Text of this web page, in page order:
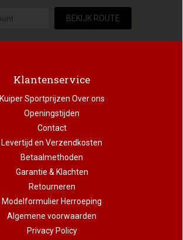
BEKIJK ROUTE
Klantenservice
Kuiper Sportprijzen Over ons
Openingstijden
Contact
Levertijd en Verzendkosten
Betaalmethoden
Garantie & Klachten
Retourneren
Modelformulier Herroeping
Algemene voorwaarden
Privacy Policy